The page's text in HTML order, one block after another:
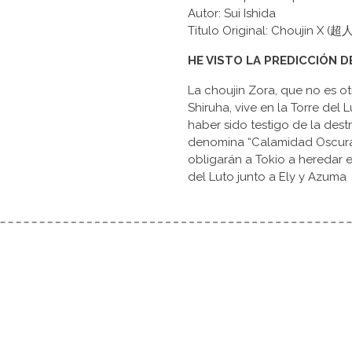
Autor: Sui Ishida
Titulo Original: Choujin X (超
HE VISTO LA PREDICCIÓN
La choujin Zora, que no es
Shiruha, vive en la Torre del
haber sido testigo de la
denomina “Calamidad
obligarán a Tokio a heredar
del Luto junto a Ely y Azuma